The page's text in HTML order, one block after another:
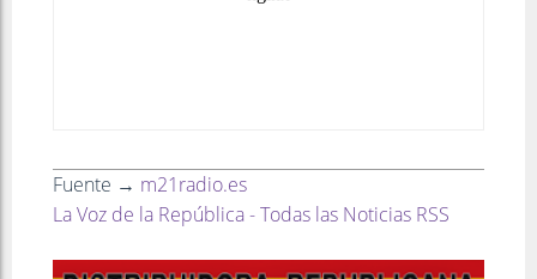
Fuente → m21radio.es
La Voz de la República - Todas las Noticias RSS